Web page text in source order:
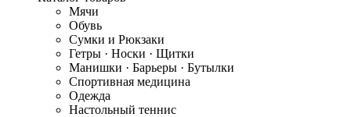
Мячи
Обувь
Сумки и Рюкзаки
Гетры · Носки · Щитки
Манишки · Барьеры · Бутылки
Спортивная медицина
Одежда
Настольный теннис